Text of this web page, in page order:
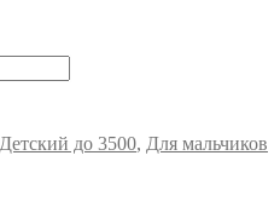
Детский до 3500, Для мальчиков